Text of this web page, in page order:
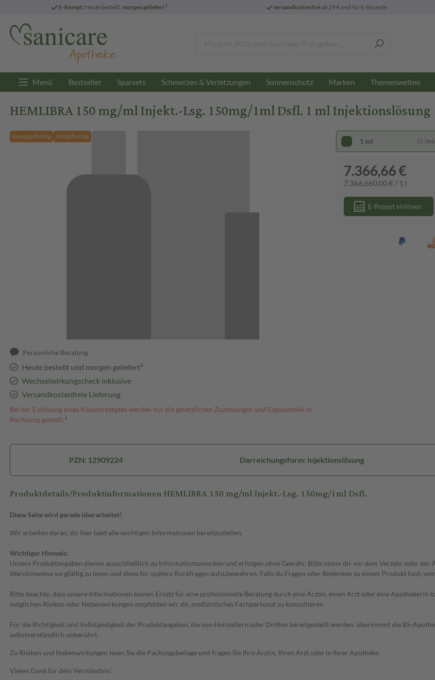
E-Rezept: Heute bestellt, morgen geliefert3 versandkostenfreiab 29 € und für E-Rezepte
Menü Bestseller Sparsets Schmerzen & Verletzungen Sonnenschutz Marken Themenwelten
HEMLIBRA 150 mg/ml Injekt.-Lsg. 150mg/1ml Dsfl. 1 ml Injektionslösung
Rezeptpflichtig Kühlpflichtig
Persönliche Beratung
Heute bestellt und morgen geliefert³
Wechselwirkungscheck inklusive
Versandkostenfreie Lieferung
Bei der Einlösung eines Kassenrezeptes werden nur die gesetzlichen Zuzahlungen und Eigenanteile in
Rechnung gestellt.⁴
1 ml
7.366,66 €
7.366.660,00 € / 1 l
E-Rezept einlösen
PZN: 12909224 Darreichungsform: Injektionslösung
Produktdetails/Produktinformationen HEMLIBRA 150 mg/ml Injekt.-Lsg. 150mg/1ml Dsfl.
Diese Seite wird gerade überarbeitet!
Wir arbeiten daran, dir hier bald alle wichtigen Informationen bereitzustellen.
Wichtiger Hinweis:
Unsere Produktangaben dienen ausschließlich zu Informationszwecken und erfolgen ohne Gewähr. Bitte nimm dir vor dem Verzehr oder
Warnhinweise sorgfältig zu lesen und diese für spätere Rückfragen aufzubewahren. Falls du Fragen oder Bedenken zu einem Produkt hast,
Bitte beachte, dass unsere Informationen keinen Ersatz für eine professionelle Beratung durch eine Ärztin, einen Arzt oder eine Apothekerin
möglichen Risiken oder Nebenwirkungen empfehlen wir dir, medizinisches Fachpersonal zu konsultieren.
Für die Richtigkeit und Vollständigkeit der Produktangaben, die von Herstellern oder Dritten bereitgestellt werden, übernimmt die BS-
selbstverständlich unberührt.
Zu Risiken und Nebenwirkungen lesen Sie die Packungsbeilage und fragen Sie Ihre Ärztin, Ihren Arzt oder in Ihrer Apotheke.
Vielen Dank für dein Verständnis!